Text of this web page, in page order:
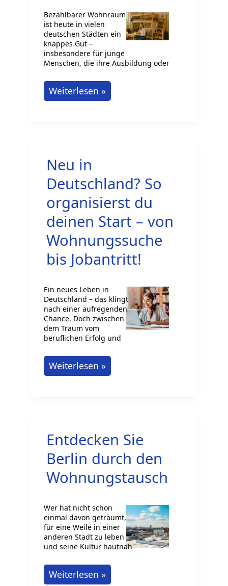
Bezahlbarer Wohnraum
ist heute in vielen
deutschen Städten ein
knappes Gut –
insbesondere für junge
Menschen, die ihre Ausbildung oder
Wohnung
gesucht:
Azubis
in
Deutschland
bezahlbaren
Wohnraum
finden
Weiterlesen »
Neu in
Deutschland? So
organisierst du
deinen Start – von
Wohnungssuche
bis Jobantritt!
Ein neues Leben in
Deutschland – das klingt
nach einer aufregenden
Chance. Doch zwischen
dem Traum vom
beruflichen Erfolg und
Neu
in
du
deinen
–
Wohnungssuche
bis
Jobantritt!
Weiterlesen »
Entdecken Sie
Berlin durch den
Wohnungstausch
Wer hat nicht schon
einmal davon geträumt,
für eine Weile in einer
anderen Stadt zu leben
und seine Kultur hautnah
Entdecken
Weiterlesen »